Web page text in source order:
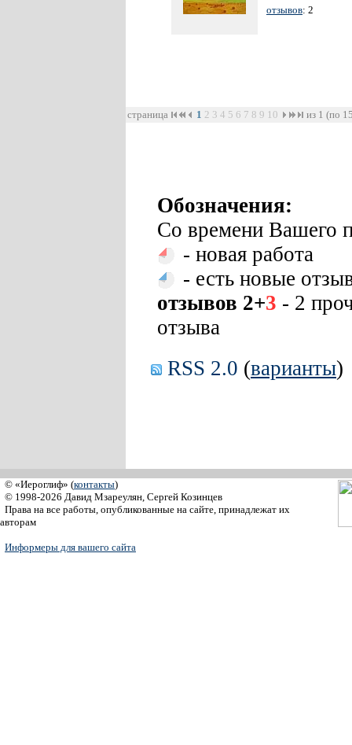
отзывов: 2
страница 1 2 3 4 5 6 7 8 9 10 из 1 (по
Обозначения:
Со времени Вашего
- новая работа
- есть новые
отзывов 2+3 - 2
отзыва
RSS 2.0 (варианты)
© «Иероглиф» (контакты)
© 1998-2026 Давид Мзареулян, Сергей Козинцев
Права на все работы, опубликованные на сайте, принадлежат их
авторам
Информеры для вашего сайта